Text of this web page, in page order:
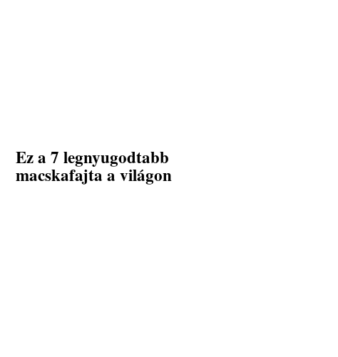
Ez a 7 legnyugodtabb
macskafajta a világon